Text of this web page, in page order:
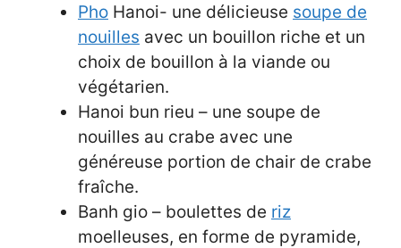
Pho Hanoi- une délicieuse soupe de
nouilles avec un bouillon riche et un
choix de bouillon à la viande ou
végétarien.
Hanoi bun rieu – une soupe de
nouilles au crabe avec une
généreuse portion de chair de crabe
fraîche.
Banh gio – boulettes de riz
moelleuses, en forme de pyramide,